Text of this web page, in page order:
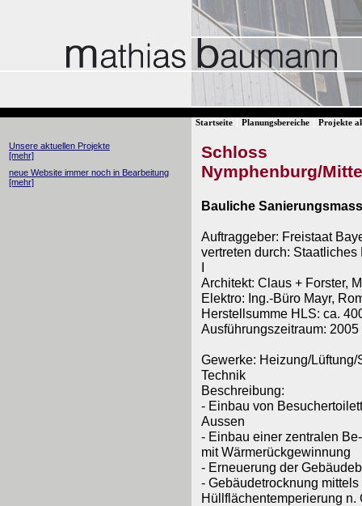
Startseite Planungsbereiche Projekte
Unsere aktuellen Projekte
[mehr]
neue Website immer noch in Bearbeitung
[mehr]
Schloss
Nymphenburg/
Bauliche
Auftraggeber: Freistaat
vertreten durch: Staatliches
I
Architekt: Claus + Forster,
Elektro: Ing.-Büro Mayr,
Herstellsumme HLS: ca.
Ausführungszeitraum:
Gewerke: Heizung/Lüftung/
Technik
Beschreibung:
- Einbau von
Aussen
- Einbau einer zentralen
mit Wärmerückgewinnung
- Erneuerung der
- Gebäudetrocknung mittels
Hüllflächentemperierung n.